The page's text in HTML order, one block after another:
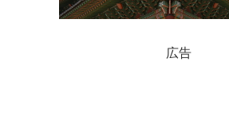
広告